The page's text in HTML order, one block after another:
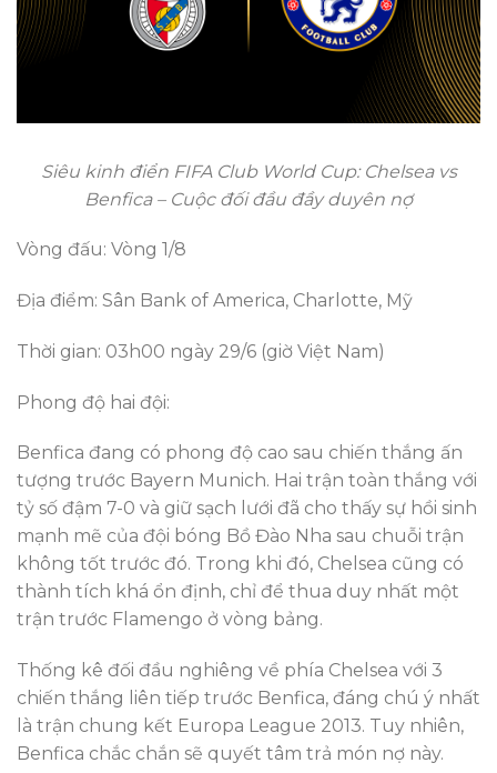
Siêu kinh điển FIFA Club World Cup: Chelsea vs
Benfica – Cuộc đối đầu đầy duyên nợ
Vòng đấu: Vòng 1/8
Địa điểm: Sân Bank of America, Charlotte, Mỹ
Thời gian: 03h00 ngày 29/6 (giờ Việt Nam)
Phong độ hai đội:
Benfica đang có phong độ cao sau chiến thắng ấn
tượng trước Bayern Munich. Hai trận toàn thắng với
tỷ số đậm 7-0 và giữ sạch lưới đã cho thấy sự hồi sinh
mạnh mẽ của đội bóng Bồ Đào Nha sau chuỗi trận
không tốt trước đó. Trong khi đó, Chelsea cũng có
thành tích khá ổn định, chỉ để thua duy nhất một
trận trước Flamengo ở vòng bảng.
Thống kê đối đầu nghiêng về phía Chelsea với 3
chiến thắng liên tiếp trước Benfica, đáng chú ý nhất
là trận chung kết Europa League 2013. Tuy nhiên,
Benfica chắc chắn sẽ quyết tâm trả món nợ này.